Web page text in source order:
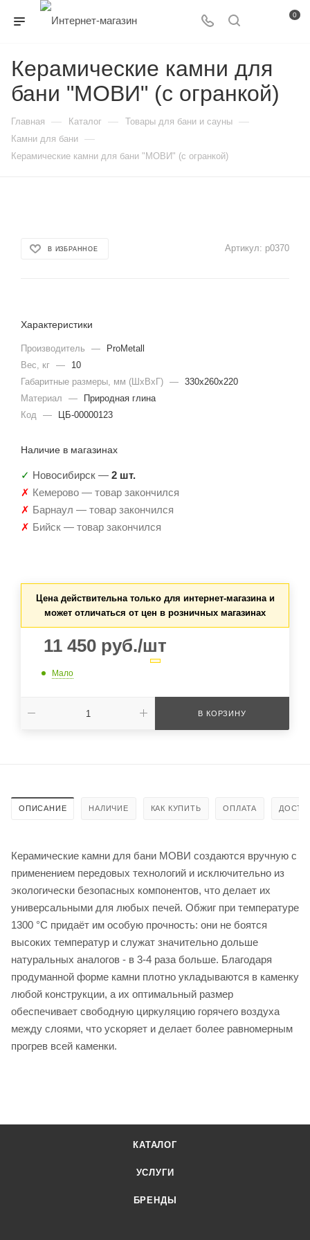
0
Керамические камни для
бани "МОВИ" (с огранкой)
Главная — Каталог — Товары для бани и сауны —
Камни для бани —
Керамические камни для бани "МОВИ" (с огранкой)
В ИЗБРАННОЕ Артикул: р0370
Характеристики
Производитель —
ProMetall
Вес, кг —
10
Габаритные размеры, мм (ШхВхГ) — 330х260х220
Материал
—
Природная глина
Код — ЦБ-00000123
Наличие в магазинах
✓ Новосибирск — 2 шт.
✗ Кемерово — товар закончился
✗ Барнаул — товар закончился
✗ Бийск — товар закончился
Цена действительна только для интернет-магазина и
может отличаться от цен в розничных магазинах
11 450 руб./шт
Мало
В КОРЗИНУ
ОПИСАНИЕ НАЛИЧИЕ КАК КУПИТЬ ОПЛАТА
Керамические камни для бани МОВИ создаются вручную с
применением передовых технологий и исключительно из
экологически безопасных компонентов, что делает их
универсальными для любых печей. Обжиг при температуре
1300 °C придаёт им особую прочность: они не боятся
высоких температур и служат значительно дольше
натуральных аналогов - в 3-4 раза больше. Благодаря
продуманной форме камни плотно укладываются в каменку
любой конструкции, а их оптимальный размер
обеспечивает свободную циркуляцию горячего воздуха
между слоями, что ускоряет и делает более равномерным
прогрев всей каменки.
КАТАЛОГ
УСЛУГИ
БРЕНДЫ